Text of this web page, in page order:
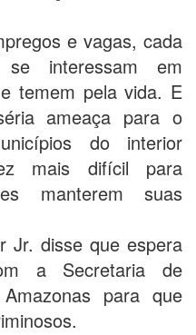
e vagas, cada
interessam em
temem pela vida. E
ameaça para o
do interior
mais difícil para
manterem suas
Jr. disse que espera
a Secretaria de
para que